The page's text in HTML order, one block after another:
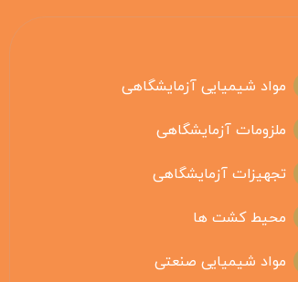
مواد شیمیایی آزمایشگاهی
ملزومات آزمایشگاهی
تجهیزات آزمایشگاهی
محیط کشت ها
مواد شیمیایی صنعتی